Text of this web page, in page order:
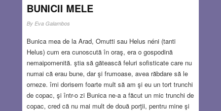
BUNICII MELE
By Eva Galambos
Bunica mea de la Arad, Omutti sau Helus néni (tanti
Helus) cum era cunoscută în oraş, era o gospodină
nemaipomenită. ştia să gătească feluri sofisticate care nu
numai că erau bune, dar şi frumoase, avea răbdare să le
orneze. îmi dorisem foarte mult să am şi eu un tort trunchi
de copac, şi într-o zi Bunica ne-a a făcut un mic trunchi de
copac, cred că nu mai mult de două porţii, pentru mine şi